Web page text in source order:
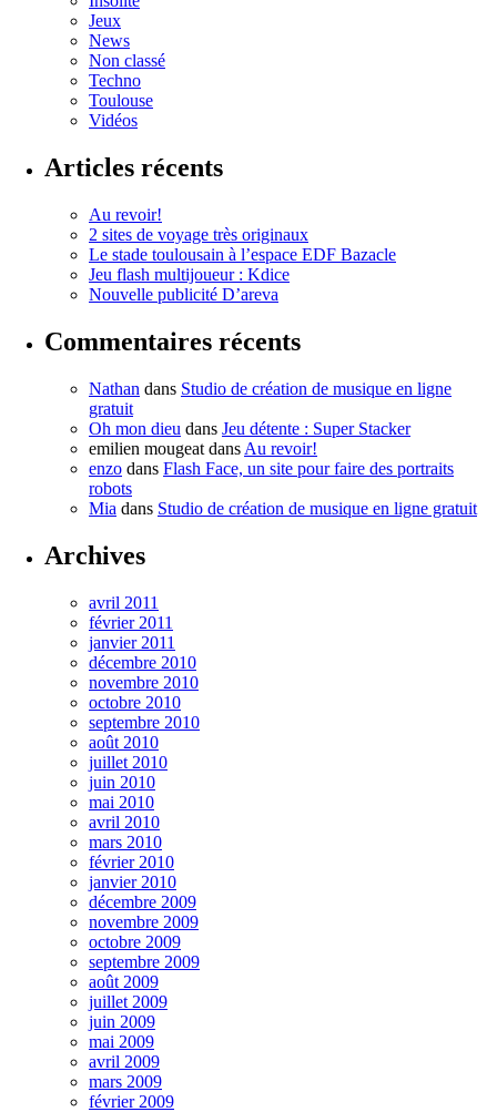
Jeux
News
Non classé
Techno
Toulouse
Vidéos
Articles récents
Au revoir!
2 sites de voyage très originaux
Le stade toulousain à l’espace EDF Bazacle
Jeu flash multijoueur : Kdice
Nouvelle publicité D’areva
Commentaires récents
Nathan dans Studio de création de musique en ligne
gratuit
Oh mon dieu dans Jeu détente : Super Stacker
emilien mougeat dans Au revoir!
enzo dans Flash Face, un site pour faire des portraits
robots
Mia dans Studio de création de musique en ligne gratuit
Archives
avril 2011
février 2011
janvier 2011
décembre 2010
novembre 2010
octobre 2010
septembre 2010
août 2010
juillet 2010
juin 2010
mai 2010
avril 2010
mars 2010
février 2010
janvier 2010
décembre 2009
novembre 2009
octobre 2009
septembre 2009
août 2009
juillet 2009
juin 2009
mai 2009
avril 2009
mars 2009
février 2009